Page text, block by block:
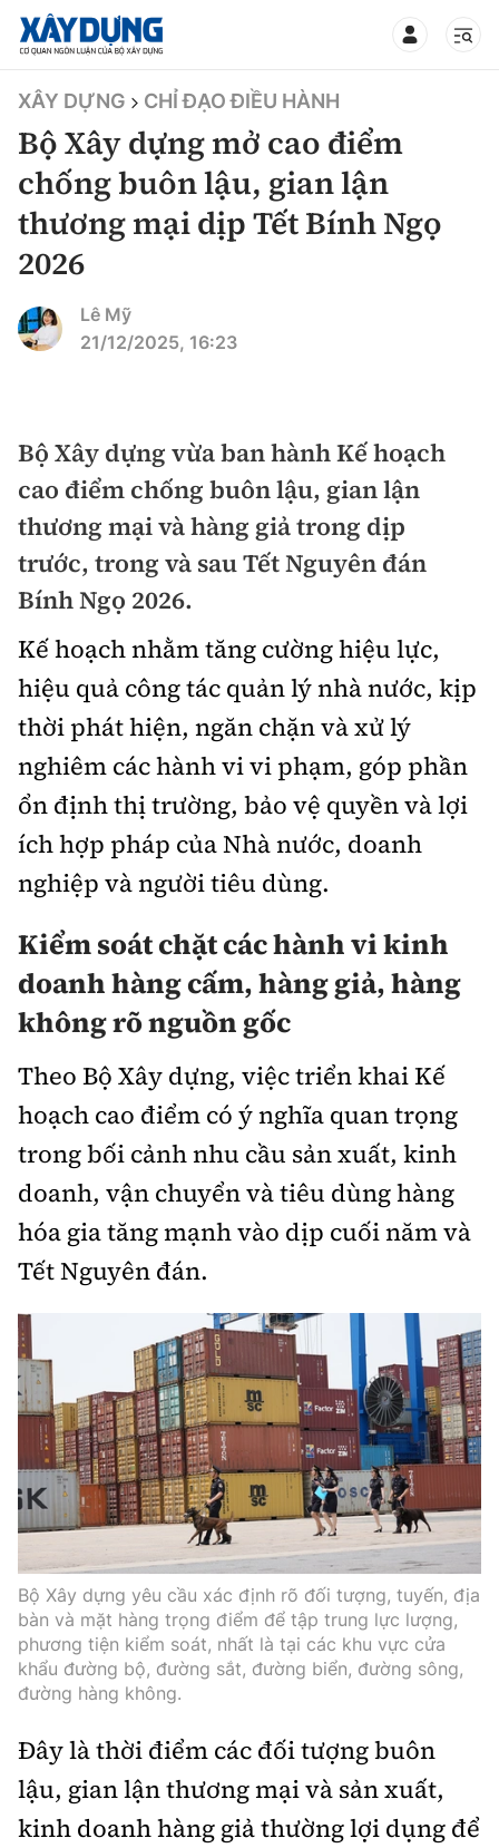
TIN BỘ XÂY DỰNG
CHUYÊN MỤC
Thời sự
Xã hội
Chuyện dọc đường
Cải chính
Chỉ đạo điều hành
Quy hoạch kiến trúc
Vật liệu xây dựng
Giám định chất lượng
Quản lý đô thị
Giao thông
Quản lý
Đường bộ
Hàng không
Đường sắt
Đăng kiểm
Đường sắt tốc độ cao
Đường thủy
Hàng hải
Đường sắt đô thị
Nhà thầu
Mời thầu - Đấu thầu
Thi viết về GTVT
Kinh tế
Thị trường
Tài chính
Chứng khoán
Bảo hiểm
Doanh nghiệp
Pháp luật
Thanh tra
An ninh hình sự
Điều tra
Pháp đình
Hỏi - Đáp
An toàn giao thông
Giao thông 24h
ATGT địa phương
Văn hóa giao thông
Lái xe an toàn
Chung tay vì ATGT
Gương sáng giao thông
Chất lượng sống
Giáo dục
Y tế
Lao động - Công đoàn
Văn hóa - Giải Trí
Văn hóa
Điện ảnh
Âm nhạc
Thể thao
Bóng đá
Bình luận
Hậu trường sao
360 độ thể thao
Công nghệ
Công nghệ mới
Tư vấn
Thế giới
Thời sự Quốc tế
Hồ sơ tài liệu
Thế giới giao thông
Thế giới xây dựng
Đi ++
Du lịch
Khám phá
Lối sống
Video
Thời sự
Khám phá
Câu chuyện giao thông
Giải trí - Thể thao
Cơ quan chủ quản: Bộ Xây dựng
Giấy phép số: 03/GP-BVHTTDL, cấp ngày 1/4/2025.
Tòa soạn: Số 2 Nguyễn Công Hoan, phường Giảng Võ,
Hà Nội.
Tổng biên tập:Nguyễn Thị Hồng Nga
Phó Tổng biên tập: Nguyễn Sơn Tùng,
Nguyễn Đức Thắng, La Đức Hùng
Hotline:
0901 514 799
Quảng cáo và Phát hành:
0915 057 282
Email: bandoc@baoxaydung.vn
chấp thuận bằng văn bản.
XÂY DỰNG CHỈ ĐẠO ĐIỀU HÀNH
Bộ Xây dựng mở cao điểm
chống buôn lậu, gian lận
thương mại dịp Tết Bính Ngọ
2026
Lê Mỹ
21/12/2025, 16:23
Bộ Xây dựng vừa ban hành Kế hoạch
cao điểm chống buôn lậu, gian lận
thương mại và hàng giả trong dịp
trước, trong và sau Tết Nguyên đán
Bính Ngọ 2026.
Kế hoạch nhằm tăng cường hiệu lực,
hiệu quả công tác quản lý nhà nước, kịp
thời phát hiện, ngăn chặn và xử lý
nghiêm các hành vi vi phạm, góp phần
ổn định thị trường, bảo vệ quyền và lợi
ích hợp pháp của Nhà nước, doanh
nghiệp và người tiêu dùng.
Kiểm soát chặt các hành vi kinh
doanh hàng cấm, hàng giả, hàng
không rõ nguồn gốc
Theo Bộ Xây dựng, việc triển khai Kế
hoạch cao điểm có ý nghĩa quan trọng
trong bối cảnh nhu cầu sản xuất, kinh
doanh, vận chuyển và tiêu dùng hàng
hóa gia tăng mạnh vào dịp cuối năm và
Tết Nguyên đán.
Bộ Xây dựng yêu cầu xác định rõ đối tượng, tuyến, địa
bàn và mặt hàng trọng điểm để tập trung lực lượng,
phương tiện kiểm soát, nhất là tại các khu vực cửa
khẩu đường bộ, đường sắt, đường biển, đường sông,
đường hàng không.
Đây là thời điểm các đối tượng buôn
lậu, gian lận thương mại và sản xuất,
kinh doanh hàng giả thường lợi dụng để